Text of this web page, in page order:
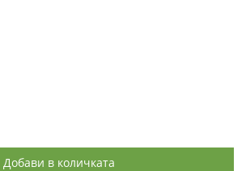
Добави в количката